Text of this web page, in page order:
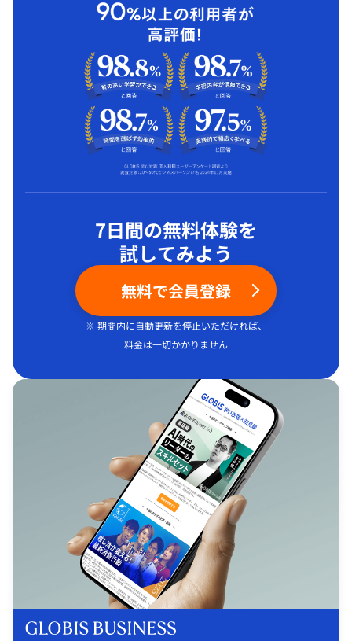
7日間の無料体験を
試してみよう
無料で会員登録
※ 期間内に自動更新を停止いただければ、
料金は一切かかりません